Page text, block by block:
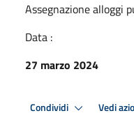
Assegnazione alloggi
Data :
27 marzo 2024
Condividi Vedi